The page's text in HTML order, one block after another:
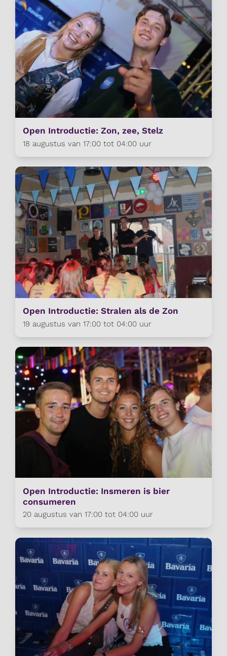
Open Introductie: Zon, zee, Stelz
18 augustus van 17:00 tot 04:00 uur
Open Introductie: Stralen als de Zon
19 augustus van 17:00 tot 04:00 uur
Open Introductie: Insmeren is bier
consumeren
20 augustus van 17:00 tot 04:00 uur